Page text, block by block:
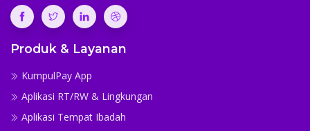
Produk & Layanan
KumpulPay App
Aplikasi RT/RW & Lingkungan
Aplikasi Tempat Ibadah